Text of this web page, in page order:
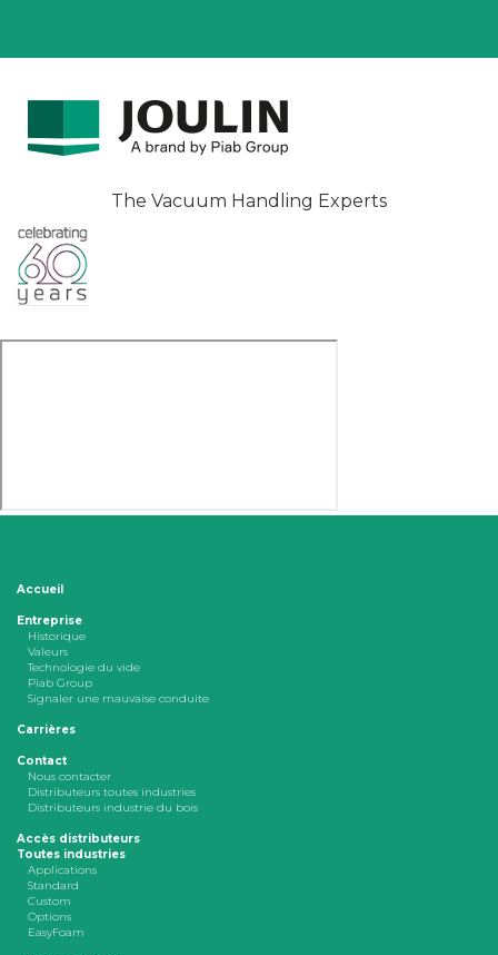
The Vacuum Handling Experts
Accueil
Entreprise
Historique
Valeurs
Technologie du vide
Piab Group
Signaler une mauvaise conduite
Carrières
Contact
Nous contacter
Distributeurs toutes industries
Distributeurs industrie du bois
Accès distributeurs
Toutes industries
Applications
Standard
Custom
Options
EasyFoam